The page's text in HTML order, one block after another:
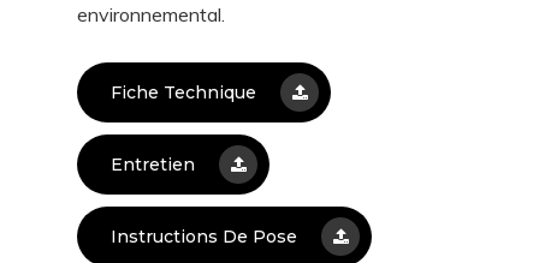
environnemental.
Fiche Technique
Entretien
Instructions De Pose